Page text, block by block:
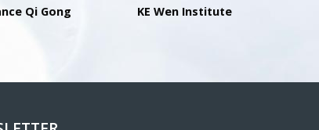
Qi Gong KE Wen Institute